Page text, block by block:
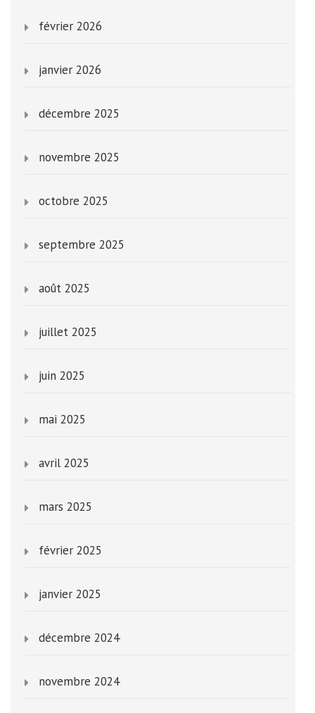
février 2026
janvier 2026
décembre 2025
novembre 2025
octobre 2025
septembre 2025
août 2025
juillet 2025
juin 2025
mai 2025
avril 2025
mars 2025
février 2025
janvier 2025
décembre 2024
novembre 2024